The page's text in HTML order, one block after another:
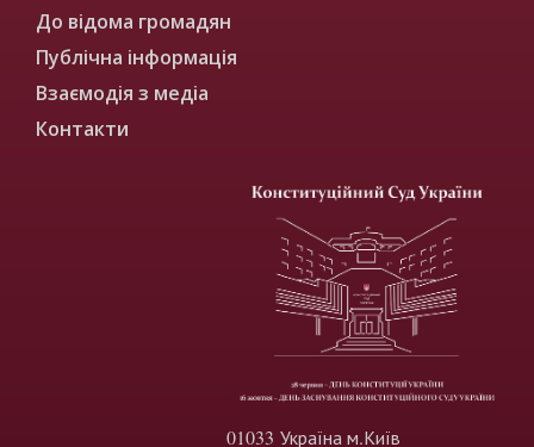
До відома громадян
Публічна інформація
Взаємодія з медіа
Контакти
01033 Україна м.Київ